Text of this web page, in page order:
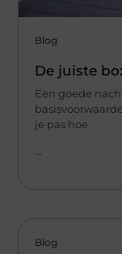
Blog
De juiste
Een goede
je pas hoe
...
Blog